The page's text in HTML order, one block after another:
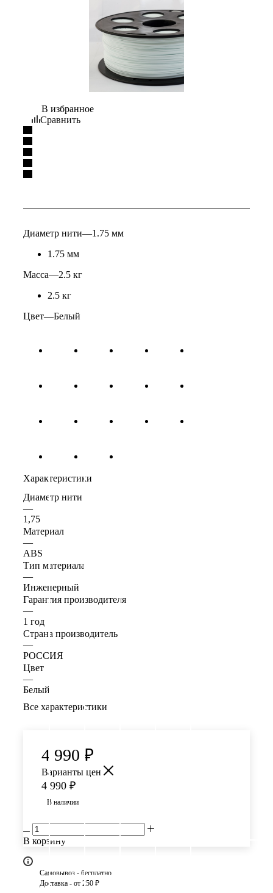
В избранное
Сравнить
Диаметр нити—1.75 мм
1.75 мм
Масса—2.5 кг
2.5 кг
Цвет—Белый
Характеристики
Диаметр нити
—
1,75
Материал
—
ABS
Тип материала
—
Инженерный
Гарантия производителя
—
1 год
Страна производитель
—
РОССИЯ
Цвет
—
Белый
Все характеристики
4 990 ₽
Варианты цен
4 990 ₽
В наличии
В корзину
Самовывоз - бесплатно
Доставка - от 250 ₽